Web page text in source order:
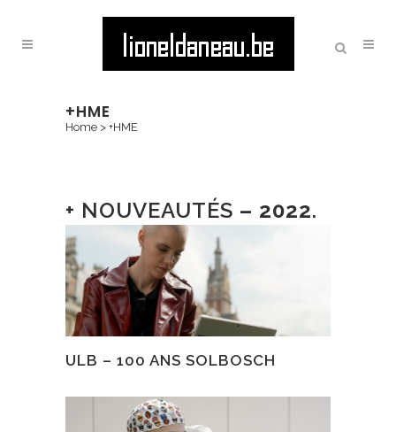
+HME
Home > +HME
+ NOUVEAUTÉS – 2022.
ULB – 100 ANS SOLBOSCH